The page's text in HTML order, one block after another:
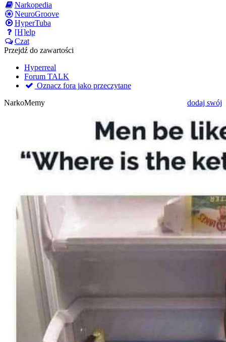
Narkopedia
NeuroGroove
HyperTuba
[H]elp
Czat
Przejdź do zawartości
Hyperreal
Forum TALK
Oznacz fora jako przeczytane
NarkoMemy
dodaj swój